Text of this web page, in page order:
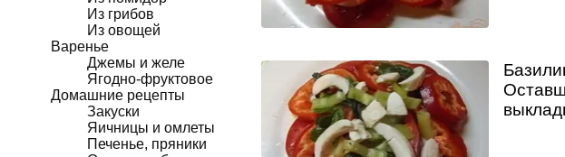
Из грибов
Из овощей
Варенье
Джемы и желе
Ягодно-фруктовое
Домашние рецепты
Закуски
Яичницы и омлеты
Печенье, пряники